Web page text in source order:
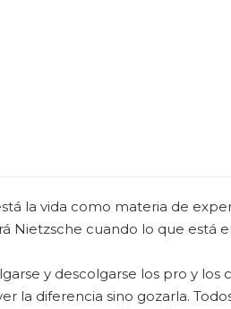
la vida como materia de
Nietzsche cuando lo que está
y descolgarse los pro y los
la diferencia sino gozarla.